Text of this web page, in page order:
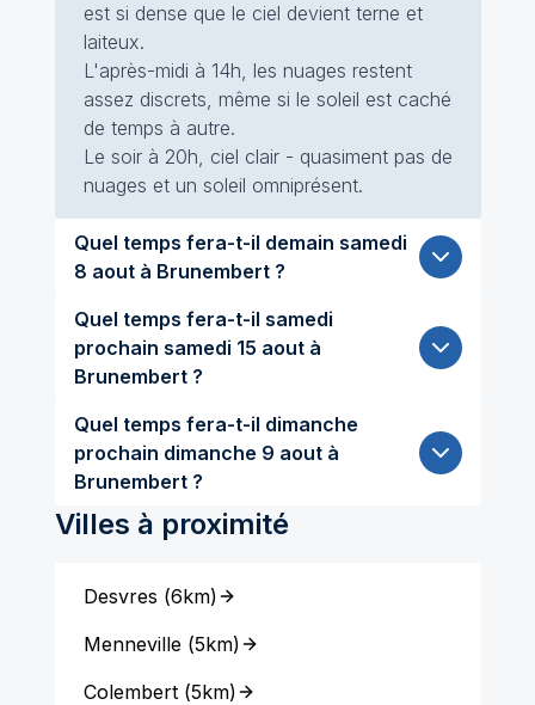
est si dense que le ciel devient terne et
laiteux.
L'après-midi à 14h, les nuages restent
assez discrets, même si le soleil est caché
de temps à autre.
Le soir à 20h, ciel clair - quasiment pas de
nuages et un soleil omniprésent.
Quel temps fera-t-il demain samedi
8 aout à Brunembert ?
Quel temps fera-t-il samedi
prochain samedi 15 aout à
Brunembert ?
Quel temps fera-t-il dimanche
prochain dimanche 9 aout à
Brunembert ?
Villes à proximité
Desvres (6km)
Menneville(5km)
Colembert(5km)